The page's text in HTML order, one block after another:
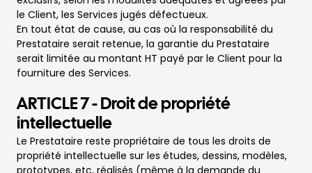
le Client, les Services jugés défectueux.
En tout état de cause, au cas où la responsabilité du
Prestataire serait retenue, la garantie du Prestataire
serait limitée au montant HT payé par le Client pour la
fourniture des Services.
ARTICLE 7 - Droit de propriété
intellectuelle
Le Prestataire reste propriétaire de tous les droits de
propriété intellectuelle sur les études, dessins, modèles,
prototypes, etc, réalisés (même à la demande du